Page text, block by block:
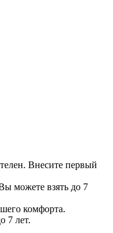
. Внесите первый
можете взять до 7
комфорта.
7 лет.